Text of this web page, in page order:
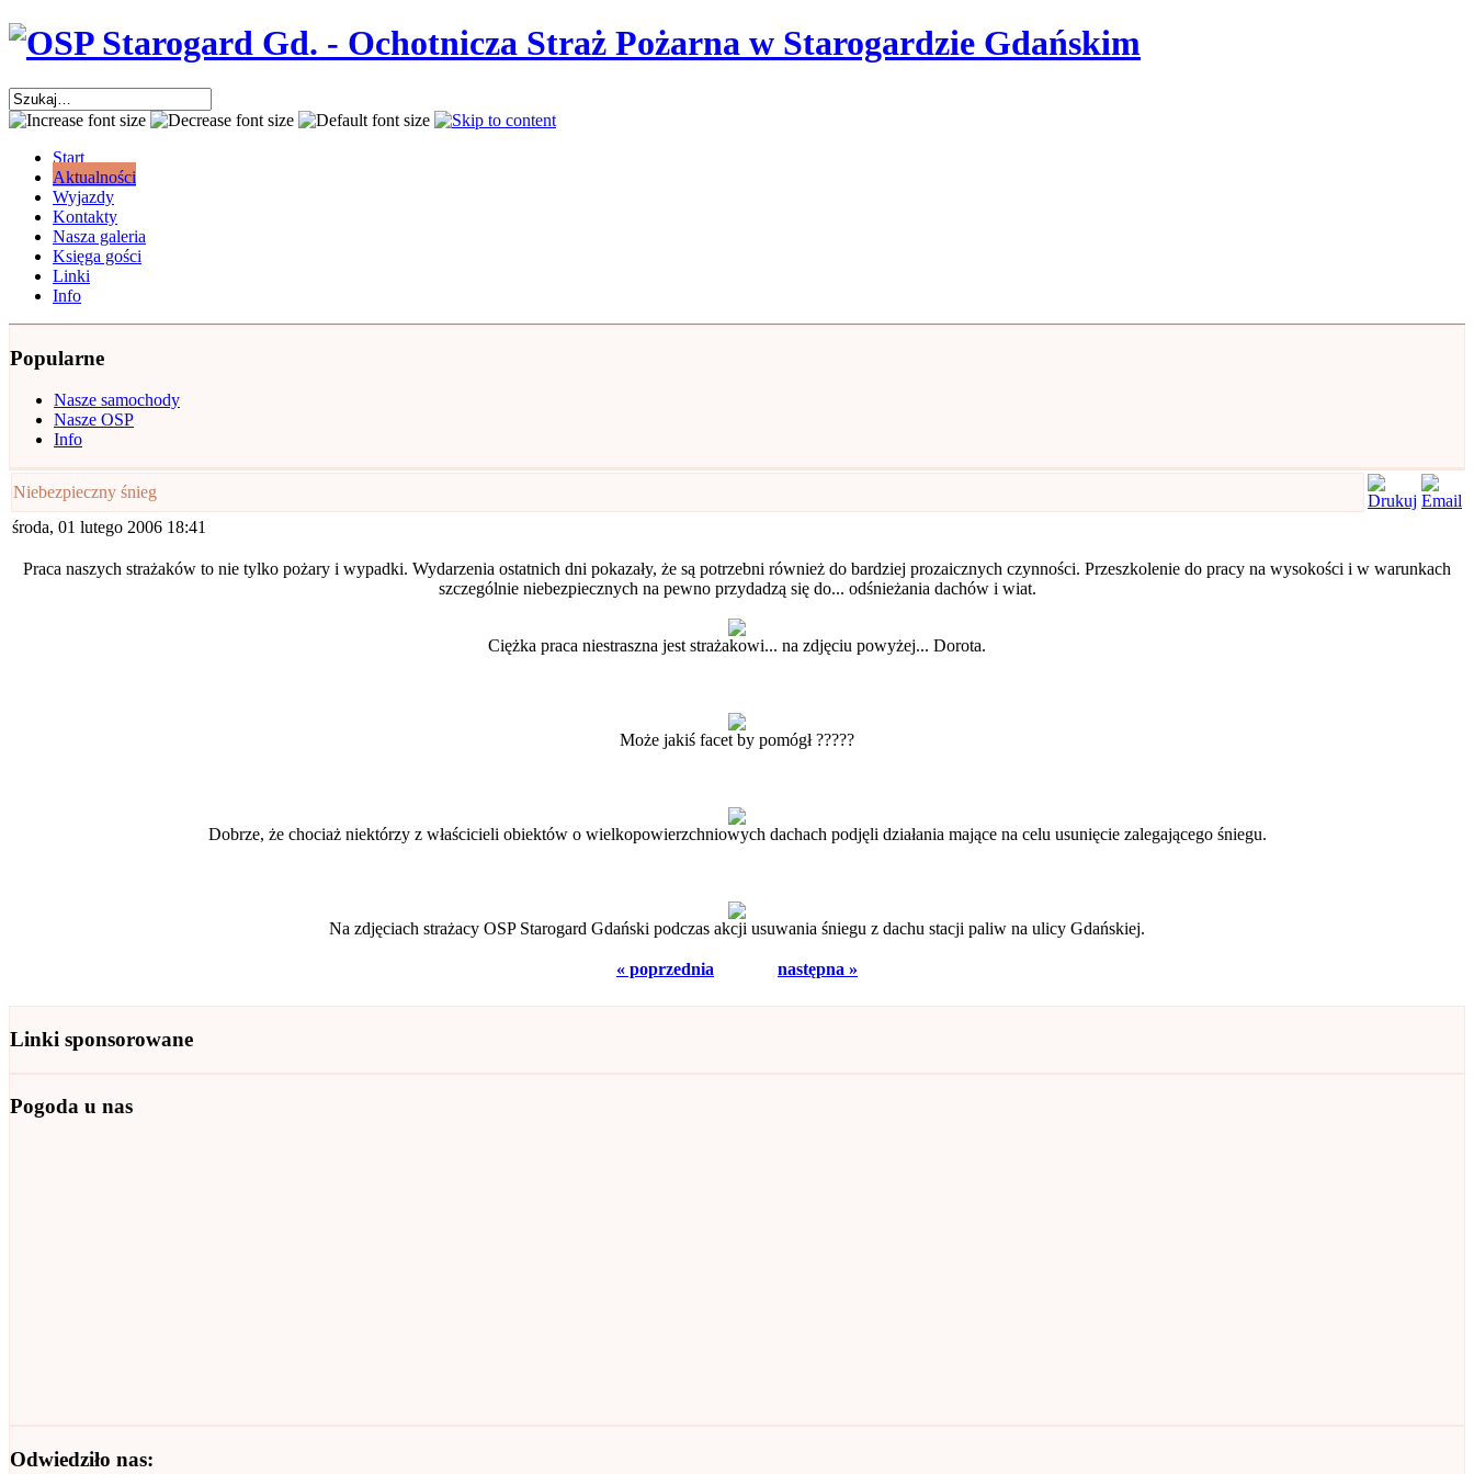
Start
Aktualności
Wyjazdy
Kontakty
Nasza galeria
Księga gości
Linki
Info
Popularne
Nasze samochody
Nasze OSP
Info
Niebezpieczny śnieg
środa, 01 lutego 2006 18:41
Praca naszych strażaków to nie tylko pożary i wypadki. Wydarzenia ostatnich dni pokazały, że są potrzebni również do bardziej prozaicznych czynności. Przeszkolenie do pracy na wysokości i w warunkach
szczególnie niebezpiecznych na pewno przydadzą się do... odśnieżania dachów i wiat.
Ciężka praca niestraszna jest strażakowi... na zdjęciu powyżej... Dorota.
Może jakiś facet by pomógł ?????
Dobrze, że chociaż niektórzy z właścicieli obiektów o wielkopowierzchniowych dachach podjęli działania mające na celu usunięcie zalegającego śniegu.
Na zdjęciach strażacy OSP Starogard Gdański podczas akcji usuwania śniegu z dachu stacji paliw na ulicy Gdańskiej.
« poprzednia następna »
Linki sponsorowane
Pogoda u nas
Odwiedziło nas: